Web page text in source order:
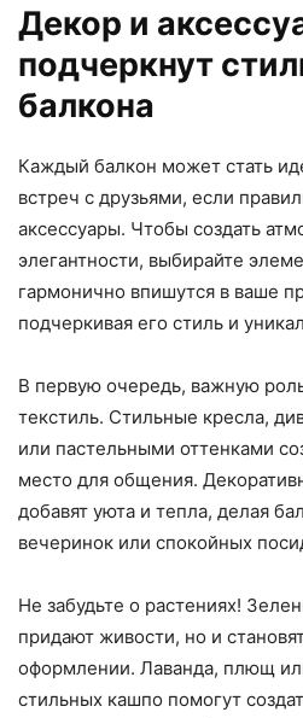
Декор и
подчеркнут
балкона
Каждый балкон может стать
встреч с друзьями, если
аксессуары. Чтобы создать
элегантности, выбирайте
гармонично впишутся в ваше
подчеркивая его стиль и
В первую очередь, важную
текстиль. Стильные кресла,
или пастельными оттенками
место для общения.
добавят уюта и тепла, делая
вечеринок или спокойных
Не забудьте о растениях!
придают живости, но и
оформлении. Лаванда, плющ
стильных кашпо помогут